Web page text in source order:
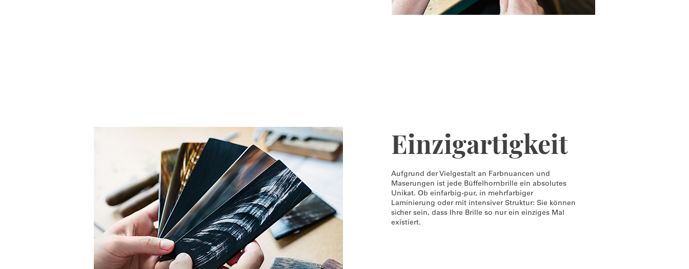
Einzigartigkeit
Aufgrund der Vielgestalt an Farbnuancen und
Maserungen ist jede Büffelhornbrille ein absolutes
Unikat. Ob einfarbig-pur, in mehrfarbiger
Laminierung oder mit intensiver Struktur: Sie können
sicher sein, dass Ihre Brille so nur ein einziges Mal
existiert.